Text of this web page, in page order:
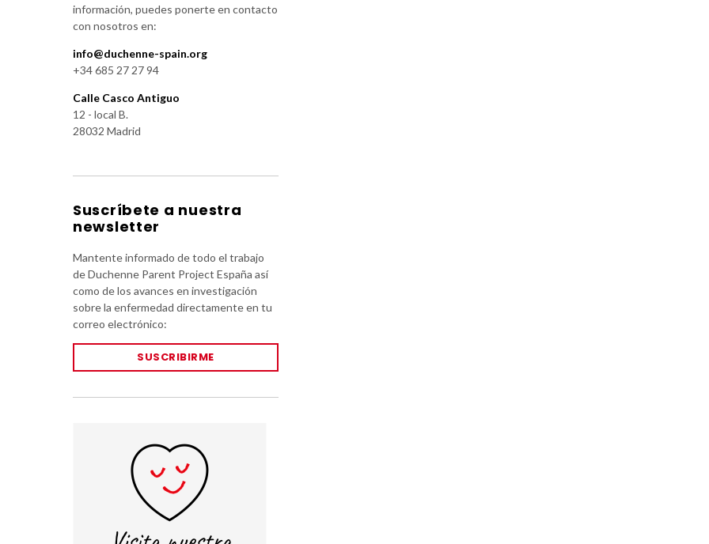
información, puedes ponerte en contacto
con nosotros en:
info@duchenne-spain.org
+34 685 27 27 94
Calle Casco Antiguo
12 - local B.
28032 Madrid
Suscríbete a nuestra
newsletter
Mantente informado de todo el trabajo
de Duchenne Parent Project España así
como de los avances en investigación
sobre la enfermedad directamente en tu
correo electrónico:
SUSCRIBIRME